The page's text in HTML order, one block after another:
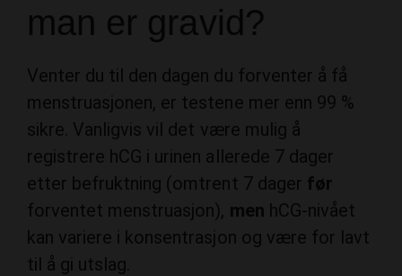
man er gravid?
Venter du til den dagen du forventer å få
menstruasjonen, er testene mer enn 99 %
sikre. Vanligvis vil det være mulig å
registrere hCG i urinen allerede 7 dager
etter befruktning (omtrent 7 dager før
forventet menstruasjon), men hCG-nivået
kan variere i konsentrasjon og være for lavt
til å gi utslag.